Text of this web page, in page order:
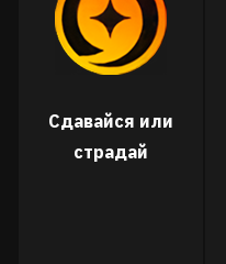
Сдавайся или
страдай